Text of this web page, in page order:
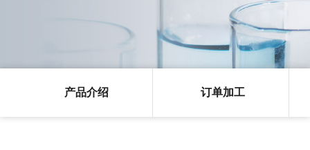
产品介绍 订单加工